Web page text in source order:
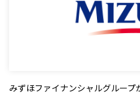
みずほファイナンシャルグルー